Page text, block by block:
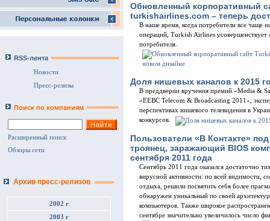
RSS-лента
Новости
Пресс-релизы
Поиск по компаниям
Расширенный поиск
Обзоры сети
Архив пресс-релизов
2002 г
2003 г
Обновленный корпоративный
turkishairlines.com – теперь
В наше время, когда потребители все чаще
операций, Turkish Airlines усовершенствует
потребителя.
Доля нишевых каналов к 2015
В преддверии вручения премий «Media &
«ЕЕВС Telecom & Broadcasting 2011»,
перспективах нишевого телевидения в
конкурсов.
Пользователи «В Контакте»
троянец, заражающий BIOS
сентября 2011 года
Сентябрь 2011 года оказался достаточно
вирусной активности: по всей видимости,
отдыха, решили посвятить себя более
обнаружен уникальный по своей
компьютеров. Также широкое
сентябре значительно увеличилось число